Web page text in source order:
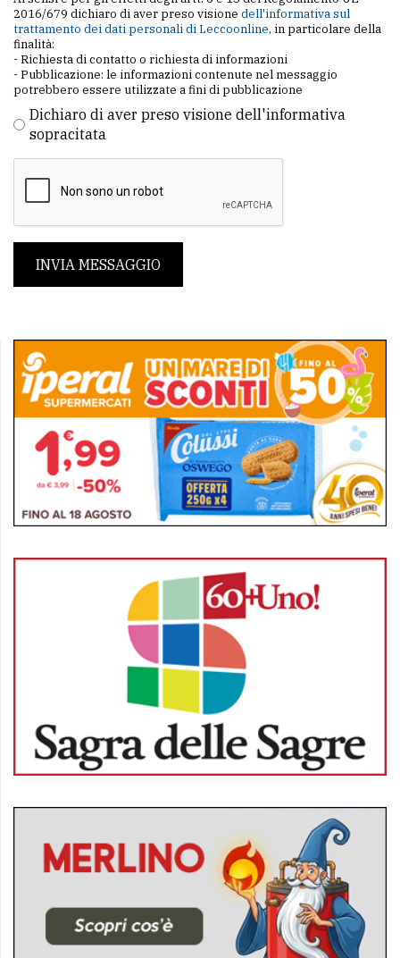
2016/679 dichiaro di aver preso visione dell'informativa sul
trattamento dei dati personali di Leccoonline, in particolare della
finalità:
- Richiesta di contatto o richiesta di informazioni
- Pubblicazione: le informazioni contenute nel messaggio
potrebbero essere utilizzate a fini di pubblicazione
Dichiaro di aver preso visione dell'informativa
sopracitata
INVIA MESSAGGIO